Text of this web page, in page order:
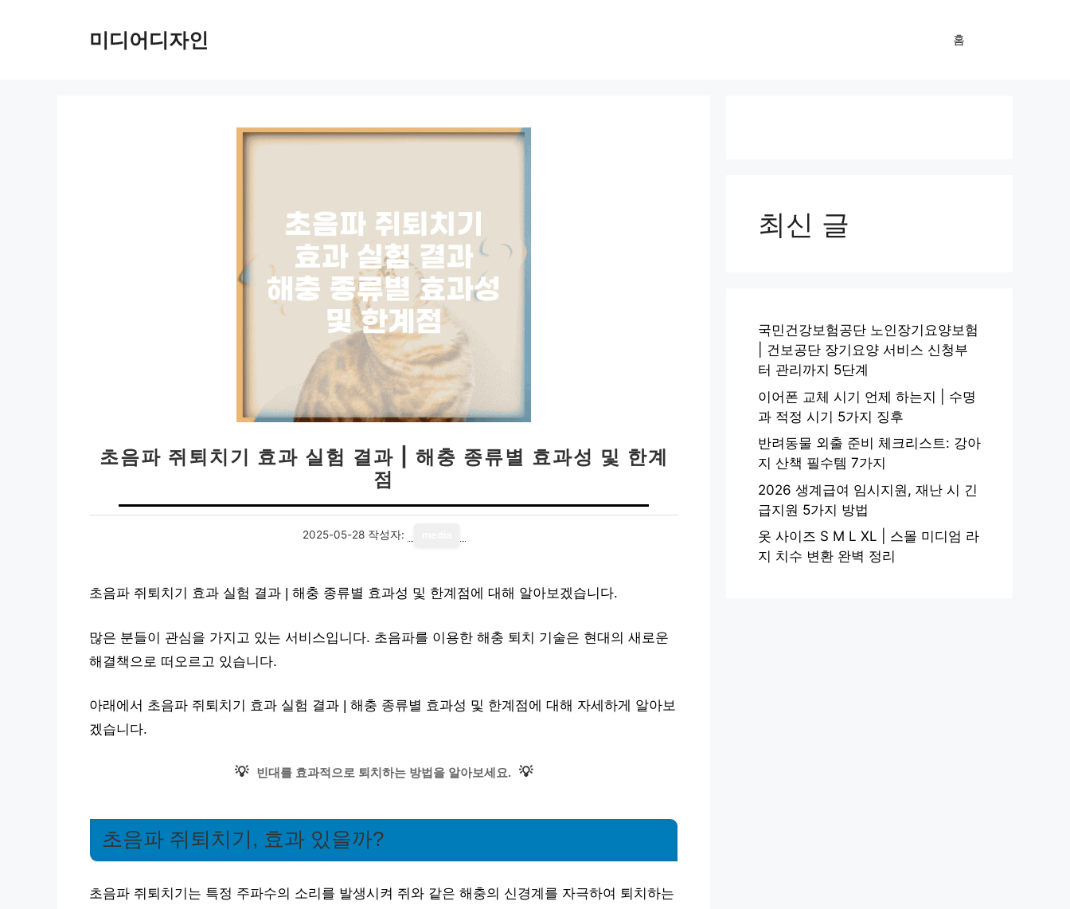
미디어디자인 홈
초음파 쥐퇴치기 효과 실험 결과 | 해충 종류별 효과성 및 한계
점
2025-05-28 작성자:
초음파 쥐퇴치기 효과 실험 결과 | 해충 종류별 효과성 및 한계점에 대해 알아보겠습니다.
많은 분들이 관심을 가지고 있는 서비스입니다. 초음파를 이용한 해충 퇴치 기술은 현대의 새로운
해결책으로 떠오르고 있습니다.
아래에서 초음파 쥐퇴치기 효과 실험 결과 | 해충 종류별 효과성 및 한계점에 대해 자세하게 알아보
겠습니다.
💡 빈대를 효과적으로 퇴치하는 방법을 알아보세요. 💡
초음파 쥐퇴치기, 효과 있을까?
초음파 쥐퇴치기는 특정 주파수의 소리를 발생시켜 쥐와 같은 해충의 신경계를 자극하여 퇴치하는
최신 글
국민건강보험공단 노인장기요양보험
| 건보공단 장기요양 서비스 신청부
터 관리까지 5단계
이어폰 교체 시기 언제 하는지 | 수명
과 적정 시기 5가지 징후
반려동물 외출 준비 체크리스트: 강아
지 산책 필수템 7가지
2026 생계급여 임시지원, 재난 시 긴
급지원 5가지 방법
옷 사이즈 S M L XL | 스몰 미디엄 라
지 치수 변환 완벽 정리